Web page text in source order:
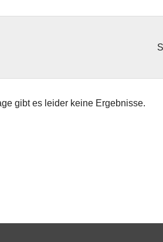
gibt es leider keine Ergebnisse.